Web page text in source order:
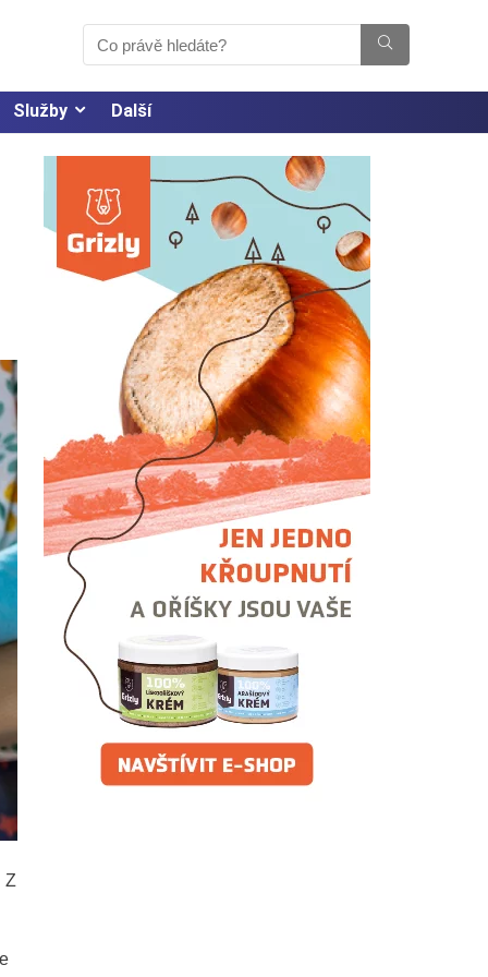
Služby Další
Z